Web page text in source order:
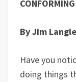
By Jim
Have you
doing things